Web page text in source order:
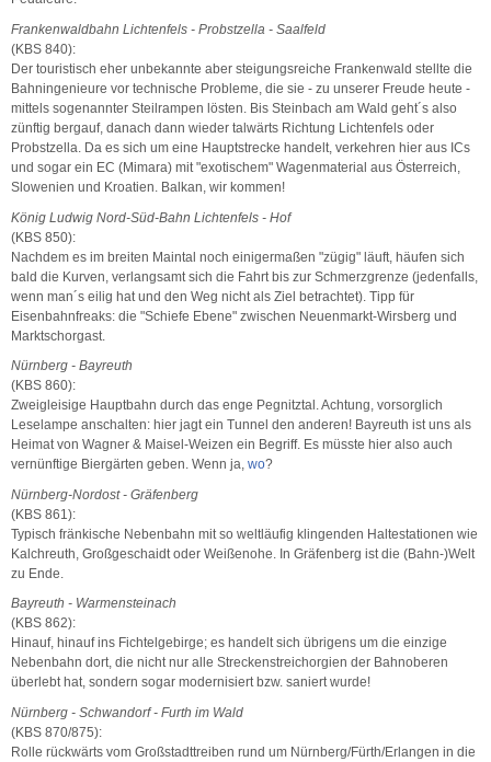
Frankenwaldbahn Lichtenfels - Probstzella - Saalfeld
(KBS 840):
Der touristisch eher unbekannte aber steigungsreiche Frankenwald stellte die
Bahningenieure vor technische Probleme, die sie - zu unserer Freude heute -
mittels sogenannter Steilrampen lösten. Bis Steinbach am Wald geht´s also
zünftig bergauf, danach dann wieder talwärts Richtung Lichtenfels oder
Probstzella. Da es sich um eine Hauptstrecke handelt, verkehren hier aus ICs
und sogar ein EC (Mimara) mit "exotischem" Wagenmaterial aus Österreich,
Slowenien und Kroatien. Balkan, wir kommen!
König Ludwig Nord-Süd-Bahn Lichtenfels - Hof
(KBS 850):
Nachdem es im breiten Maintal noch einigermaßen "zügig" läuft, häufen sich
bald die Kurven, verlangsamt sich die Fahrt bis zur Schmerzgrenze (jedenfalls,
wenn man´s eilig hat und den Weg nicht als Ziel betrachtet). Tipp für
Eisenbahnfreaks: die "Schiefe Ebene" zwischen Neuenmarkt-Wirsberg und
Marktschorgast.
Nürnberg - Bayreuth
(KBS 860):
Zweigleisige Hauptbahn durch das enge Pegnitztal. Achtung, vorsorglich
Leselampe anschalten: hier jagt ein Tunnel den anderen! Bayreuth ist uns als
Heimat von Wagner & Maisel-Weizen ein Begriff. Es müsste hier also auch
vernünftige Biergärten geben. Wenn ja, wo?
Nürnberg-Nordost - Gräfenberg
(KBS 861):
Typisch fränkische Nebenbahn mit so weltläufig klingenden Haltestationen wie
Kalchreuth, Großgeschaidt oder Weißenohe. In Gräfenberg ist die (Bahn-)Welt
zu Ende.
Bayreuth - Warmensteinach
(KBS 862):
Hinauf, hinauf ins Fichtelgebirge; es handelt sich übrigens um die einzige
Nebenbahn dort, die nicht nur alle Streckenstreichorgien der Bahnoberen
überlebt hat, sondern sogar modernisiert bzw. saniert wurde!
Nürnberg - Schwandorf - Furth im Wald
(KBS 870/875):
Rolle rückwärts vom Großstadttreiben rund um Nürnberg/Fürth/Erlangen in die